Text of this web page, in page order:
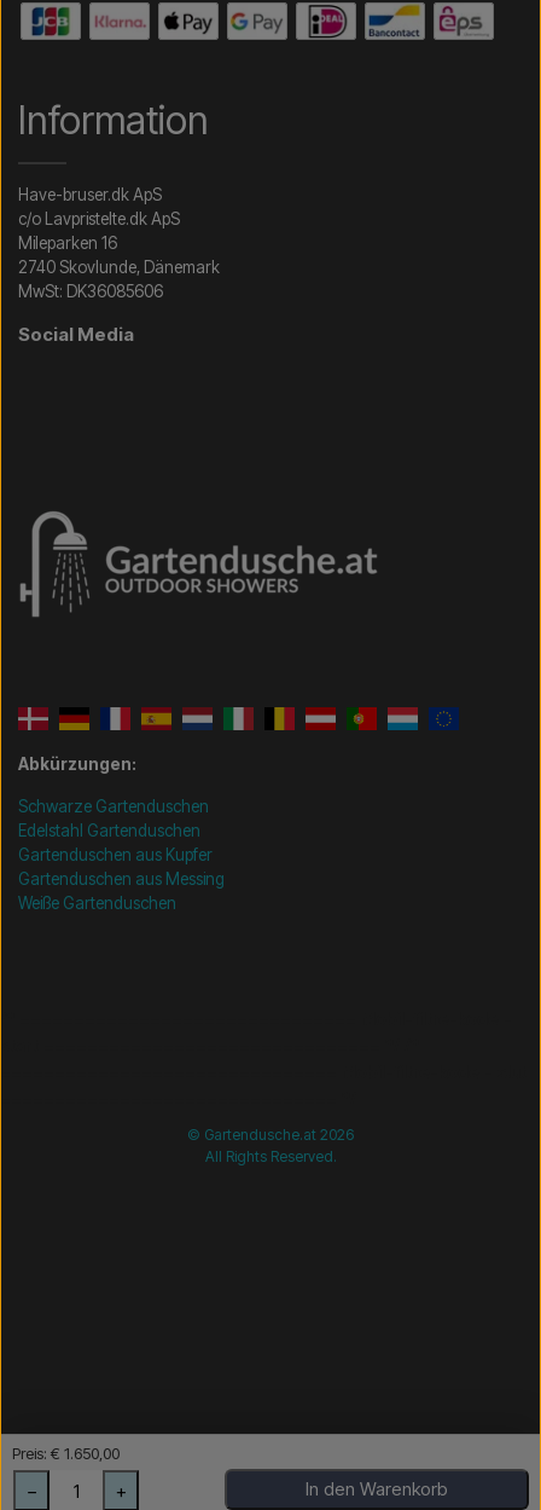
Preis: € 1.650,00
− + In den Warenkorb
Information
Have-bruser.dk ApS
c/o Lavpristelte.dk ApS
Mileparken 16
2740 Skovlunde, Dänemark
MwSt: DK36085606
Social Media
Abkürzungen:
Schwarze Gartenduschen
Edelstahl Gartenduschen
Gartenduschen aus Kupfer
Gartenduschen aus Messing
Weiße Gartenduschen
© Gartendusche.at 2026
All Rights Reserved.